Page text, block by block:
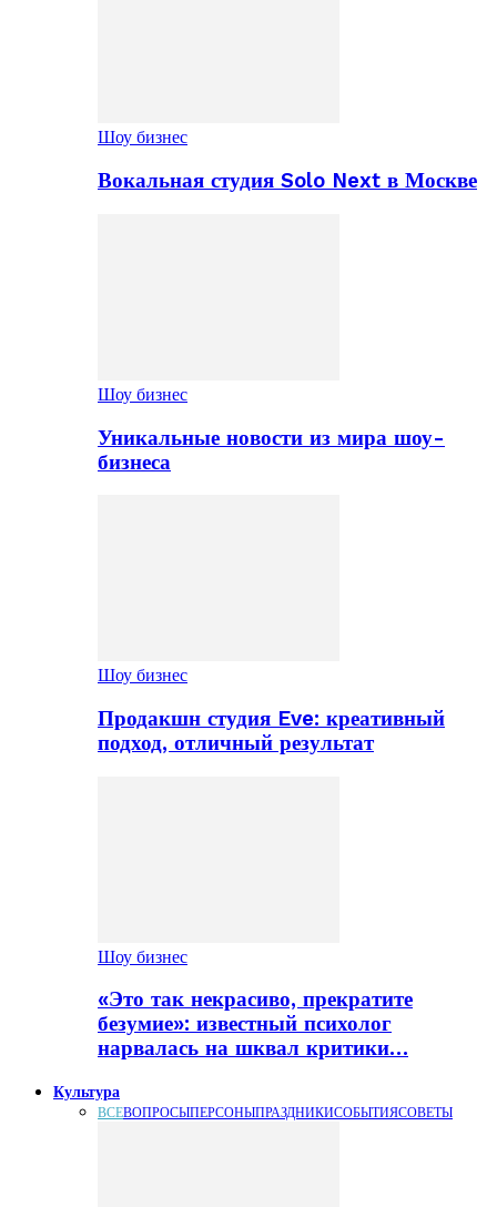
Шоу бизнес
Вокальная студия Solo Next в Москве
Шоу бизнес
Уникальные новости из мира шоу-
бизнеса
Шоу бизнес
Продакшн студия Eve: креативный
подход, отличный результат
Шоу бизнес
«Это так некрасиво, прекратите
безумие»: известный психолог
нарвалась на шквал критики…
Культура
ВСЕВОПРОСЫПЕРСОНЫПРАЗДНИКИСОБЫТИЯСОВЕТЫ